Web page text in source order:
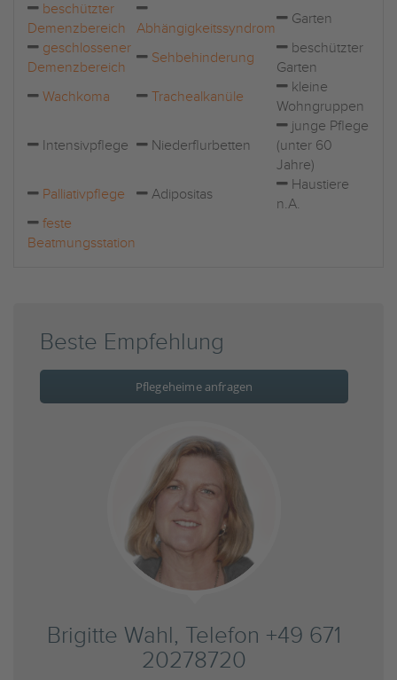
beschützter
Demenzbereich
Abhängigkeitssyndrom
Garten
geschlossener
Demenzbereich
Sehbehinderung
beschützter
Garten
Wachkoma
Trachealkanüle
kleine
Wohngruppen
Intensivpflege Niederflurbetten
junge Pflege
(unter 60
Jahre)
Palliativpflege
Adipositas
Haustiere
n.A.
feste
Beatmungsstation
Beste Empfehlung
Pflegeheime anfragen
Brigitte Wahl, Telefon +49 671
20278720